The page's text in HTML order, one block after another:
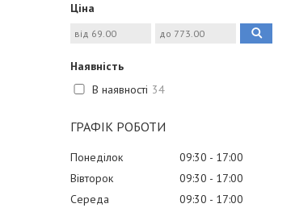
Ціна
Наявність
В наявності 34
ГРАФІК РОБОТИ
Понеділок 09:30
17:00
Вівторок
09:30
17:00
Середа
09:30 17:00